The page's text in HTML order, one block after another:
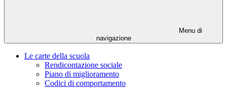
Menu di
navigazione
Le carte della scuola
Rendicontazione sociale
Piano di miglioramento
Codici di comportamento